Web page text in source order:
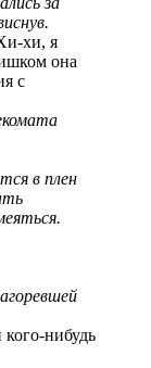
хи, я
она
с
в плен
нибудь